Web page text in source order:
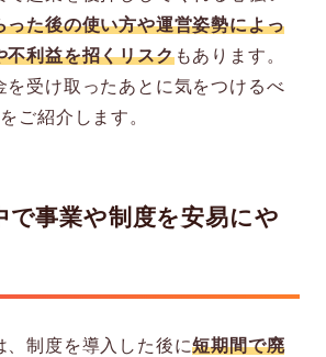
った後の使い方や運営姿勢によっ
不利益を招くリスクもあります。
を受け取ったあとに気をつけるべ
ご紹介します。
で事業や制度を安易にや
、制度を導入した後に短期間で廃